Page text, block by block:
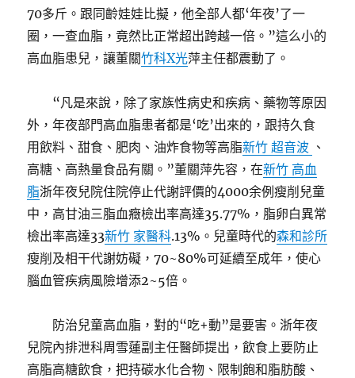
70多斤。跟同齡娃娃比擬，他全部人都‘年夜’了一
圈，一查血脂，竟然比正常超出跨越一倍。”這么小的
高血脂患兒，讓董關竹科X光萍主任都震動了。
“凡是來說，除了家族性病史和疾病、藥物等原因
外，年夜部門高血脂患者都是‘吃’出來的，跟持久食
用飲料、甜食、肥肉、油炸食物等高脂新竹 超音波 、
高糖、高熱量食品有關。”董關萍先容，在新竹 高血
脂浙年夜兒院住院停止代謝評價的4000余例瘦削兒童
中，高甘油三脂血癥檢出率高達35.77%，脂卵白異常
檢出率高達33新竹 家醫科.13%。兒童時代的森和診所
瘦削及相干代謝妨礙，70~80%可延續至成年，使心
腦血管疾病風險增添2~5倍。
防治兒童高血脂，對的“吃+動”是要害。浙年夜
兒院內排泄科周雪蓮副主任醫師提出，飲食上要防止
高脂高糖飲食，把持碳水化合物、限制飽和脂肪酸、